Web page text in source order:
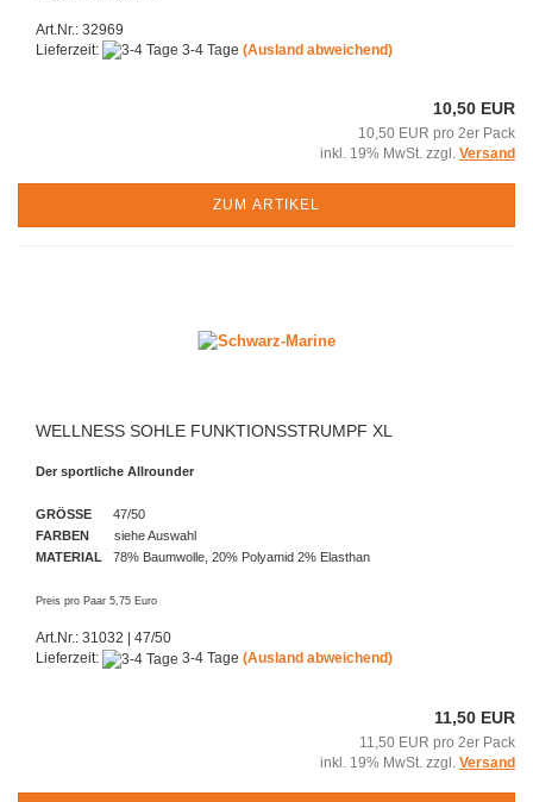
Art.Nr.: 32969
Lieferzeit:
3-4 Tage (Ausland abweichend)
10,50 EUR
10,50 EUR pro 2er Pack
inkl. 19% MwSt. zzgl. Versand
ZUM ARTIKEL
WELLNESS SOHLE FUNKTIONSSTRUMPF XL
Der sportliche Allrounder
GRÖSSE 47/50
FARBEN siehe Auswahl
MATERIAL 78% Baumwolle, 20% Polyamid 2% Elasthan
Preis pro Paar 5,75 Euro
Art.Nr.: 31032 | 47/50
Lieferzeit:
3-4 Tage (Ausland abweichend)
11,50 EUR
11,50 EUR pro 2er Pack
inkl. 19% MwSt. zzgl. Versand